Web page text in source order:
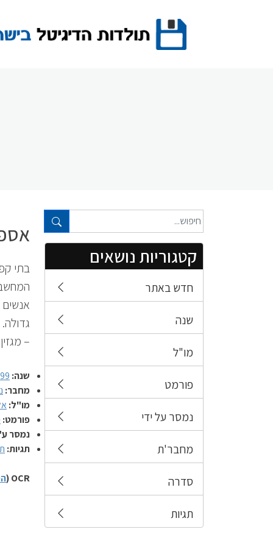
טקסט חופשי...
קטגוריות נושאים
חדש באתר
שנה
מו"ל
פורמט
נמסר על ידי
מחבר'ת
סדרה
תגיות
בתי
–
שנה:
מחבר:
מו"ל:
פורמט:
נמסר
תגיות:
OCR (